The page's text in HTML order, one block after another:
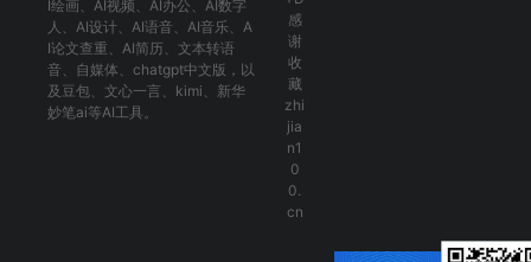
I绘画 、 AI视频 、 AI办公 、 AI数字
人 、 AI设计、 AI语音、 AI音乐、 A
I论文查重 、 AI简历 、 文本转语
音、 自媒体 、 chatgpt中文版 ，以
及 豆包、 文心一言 、 kimi 、 新华
妙笔ai等AI工具。
感
谢
收
藏
zhi
jia
n1
0
0.
cn